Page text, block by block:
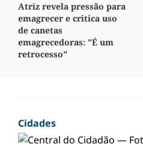
Atriz revela pressão para
emagrecer e critica uso
de canetas
emagrecedoras: "É um
retrocesso"
Cidades